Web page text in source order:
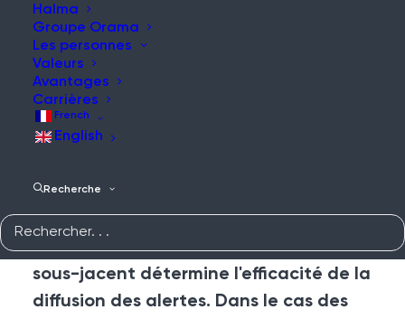
Halma
Groupe Orama
Les personnes
Valeurs
Avantages
Carrières
French
English
Recherche
La communication sans fil est au cœur
des systèmes de sécurité modernes.
construction, une installation
industrielle, un port, un lieu public ou
un monument historique, le réseau
sous-jacent détermine l'efficacité de la
diffusion des alertes. Dans le cas des